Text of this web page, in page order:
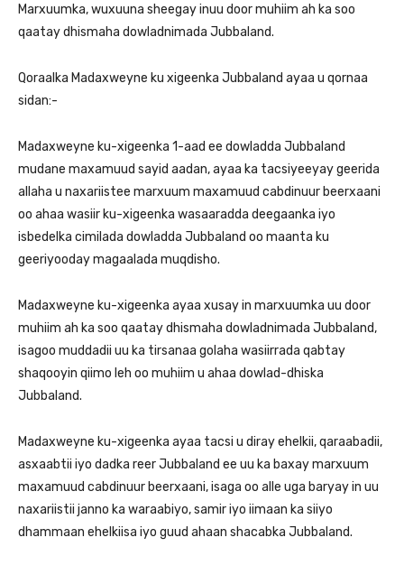
Marxuumka, wuxuuna sheegay inuu door muhiim ah ka soo
qaatay dhismaha dowladnimada Jubbaland.
Qoraalka Madaxweyne ku xigeenka Jubbaland ayaa u qornaa
sidan:-
Madaxweyne ku-xigeenka 1-aad ee dowladda Jubbaland
mudane maxamuud sayid aadan, ayaa ka tacsiyeeyay geerida
allaha u naxariistee marxuum maxamuud cabdinuur beerxaani
oo ahaa wasiir ku-xigeenka wasaaradda deegaanka iyo
isbedelka cimilada dowladda Jubbaland oo maanta ku
geeriyooday magaalada muqdisho.
Madaxweyne ku-xigeenka ayaa xusay in marxuumka uu door
muhiim ah ka soo qaatay dhismaha dowladnimada Jubbaland,
isagoo muddadii uu ka tirsanaa golaha wasiirrada qabtay
shaqooyin qiimo leh oo muhiim u ahaa dowlad-dhiska
Jubbaland.
Madaxweyne ku-xigeenka ayaa tacsi u diray ehelkii, qaraabadii,
asxaabtii iyo dadka reer Jubbaland ee uu ka baxay marxuum
maxamuud cabdinuur beerxaani, isaga oo alle uga baryay in uu
naxariistii janno ka waraabiyo, samir iyo iimaan ka siiyo
dhammaan ehelkiisa iyo guud ahaan shacabka Jubbaland.